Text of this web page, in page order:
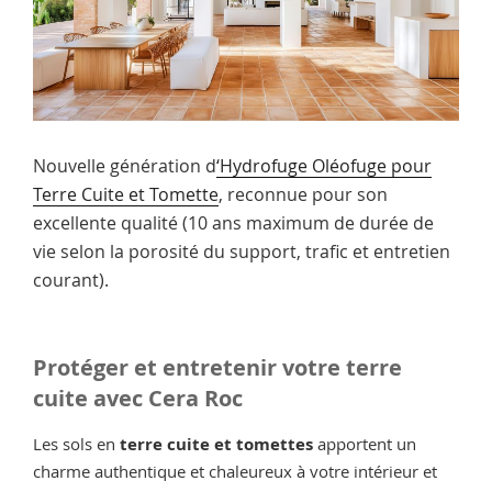
Nouvelle génération d‘Hydrofuge Oléofuge pour
Terre Cuite et Tomette, reconnue pour son
excellente qualité (10 ans maximum de durée de
vie selon la porosité du support, trafic et entretien
courant).
Protéger et entretenir votre terre
cuite avec Cera Roc
Les sols en terre cuite et tomettes apportent un
charme authentique et chaleureux à votre intérieur et